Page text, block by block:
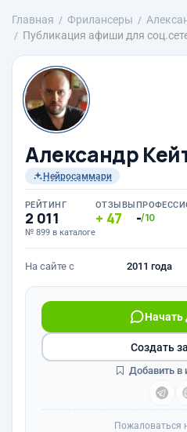
Главная Фрилансеры
Публикация афиши для
Александр
Нейросаммари
РЕЙТИНГ
2 011
№ 899 в каталоге
ОТЗЫВЫ
47 -/10
На сайте с 2011 года
Начать
Создать
Добавить в
Пожаловаться